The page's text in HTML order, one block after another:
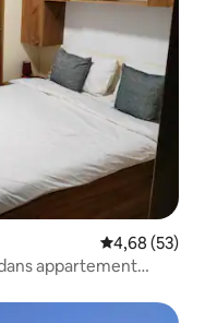
Évaluation
4,68 (53)
appartement